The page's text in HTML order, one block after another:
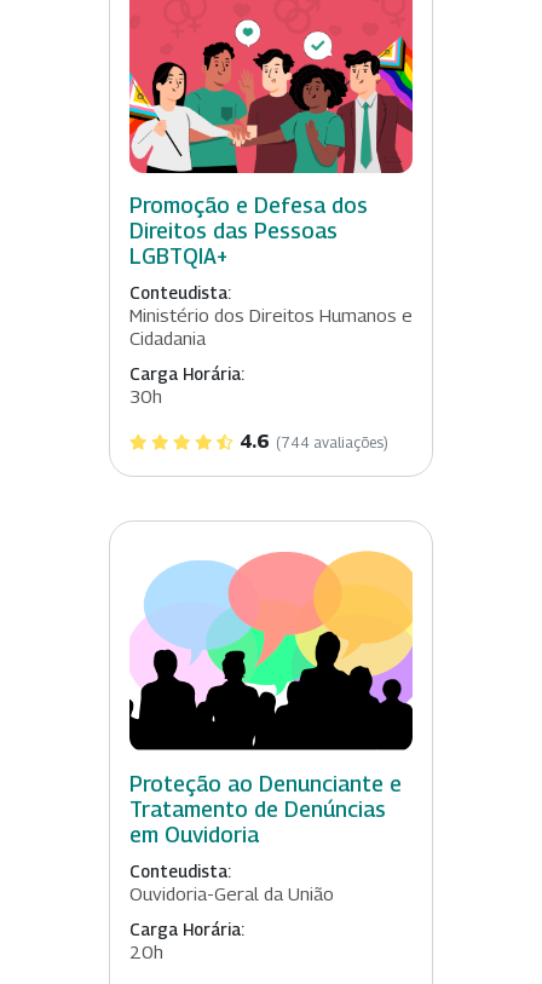
Promoção e Defesa dos
Direitos das Pessoas
LGBTQIA+
Conteudista:
Ministério dos Direitos Humanos e
Cidadania
Carga Horária:
30h
4.6 (744 avaliações)
Proteção ao Denunciante e
Tratamento de Denúncias
em Ouvidoria
Conteudista:
Ouvidoria-Geral da União
Carga Horária:
20h